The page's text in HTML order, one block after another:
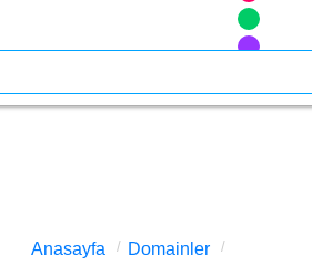
Anasayfa Domainler muhsin.com.tr